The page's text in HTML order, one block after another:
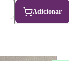
Adicionar